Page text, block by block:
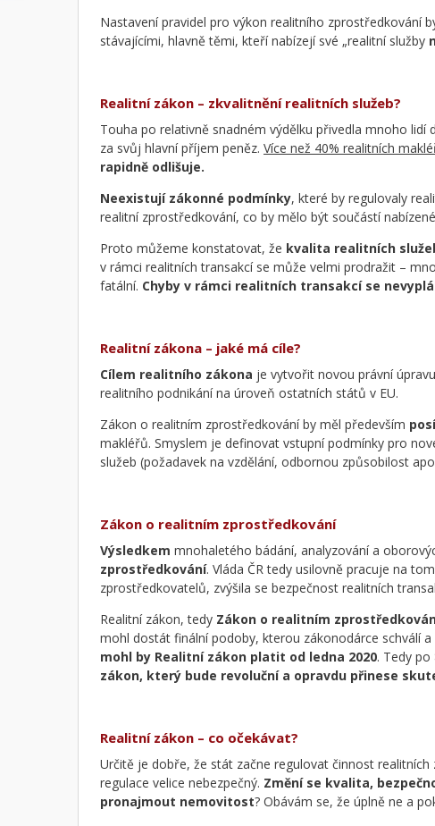
Nastavení pravidel pro výkon realitního zprostředkování
stávajícími, hlavně těmi, kteří nabízejí své „realitní služby
Realitní zákon – zkvalitnění realitních služeb?
Touha po relativně snadném výdělku přivedla mnoho
za svůj hlavní příjem peněz. Více než 40% realitních
rapidně odlišuje.
Neexistují zákonné podmínky, které by regulovaly
realitní zprostředkování, co by mělo být součástí
Proto můžeme konstatovat, že kvalita realitních
v rámci realitních transakcí se může velmi prodražit –
fatální. Chyby v rámci realitních transakcí se
Realitní zákona – jaké má cíle?
Cílem realitního zákona je vytvořit novou právní
realitního podnikání na úroveň ostatních států v EU.
Zákon o realitním zprostředkování by měl především
makléřů. Smyslem je definovat vstupní podmínky pro
služeb (požadavek na vzdělání, odbornou způsobilost
Zákon o realitním zprostředkování
Výsledkem mnohaletého bádání, analyzování a
zprostředkování. Vláda ČR tedy usilovně pracuje na
zprostředkovatelů, zvýšila se bezpečnost realitních
Realitní zákon, tedy Zákon o realitním
mohl dostát finální podoby, kterou zákonodárce schválí
mohl by Realitní zákon platit od ledna 2020. Tedy
zákon, který bude revoluční a opravdu přinese
Realitní zákon – co očekávat?
Určitě je dobře, že stát začne regulovat činnost
regulace velice nebezpečný. Změní se kvalita,
pronajmout nemovitost? Obávám se, že úplně ne a